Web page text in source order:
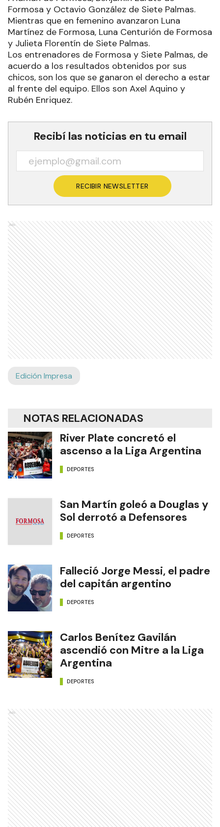
Formosa y Octavio González de Siete Palmas.
Mientras que en femenino avanzaron Luna
Martínez de Formosa, Luna Centurión de Formosa
y Julieta Florentín de Siete Palmas.
Los entrenadores de Formosa y Siete Palmas, de
acuerdo a los resultados obtenidos por sus
chicos, son los que se ganaron el derecho a estar
al frente del equipo. Ellos son Axel Aquino y
Rubén Enriquez.
Recibí las noticias en tu email
RECIBIR NEWSLETTER
Ads
Edición Impresa
NOTAS RELACIONADAS
River Plate concretó el
ascenso a la Liga Argentina
DEPORTES
San Martín goleó a Douglas y
Sol derrotó a Defensores
DEPORTES
Falleció Jorge Messi, el padre
del capitán argentino
DEPORTES
Carlos Benítez Gavilán
ascendió con Mitre a la Liga
Argentina
DEPORTES
Ads